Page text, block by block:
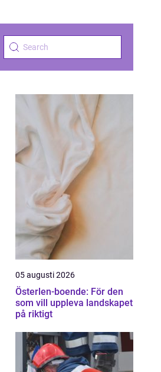
05 augusti 2026
Österlen-boende: För den
som vill uppleva landskapet
på riktigt